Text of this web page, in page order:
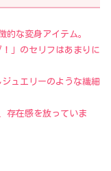
的な変身アイテム。
」のセリフはあまりに
ュエリーのような繊細
存在感を放っていま